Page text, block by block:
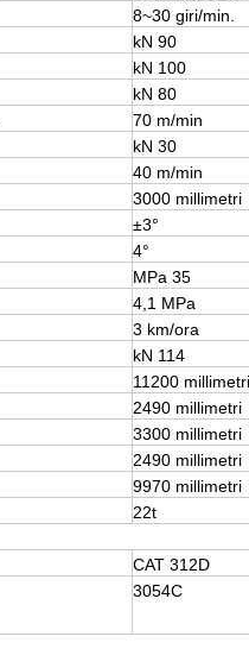
8~30 giri/min.
kN 90
kN 100
kN 80
70 m/min
kN 30
40 m/min
3000 millimetri
±3°
4°
MPa 35
4,1 MPa
3 km/ora
kN 114
11200 millimetri
2490 millimetri
3300 millimetri
2490 millimetri
9970 millimetri
22t
CAT 312D
3054C